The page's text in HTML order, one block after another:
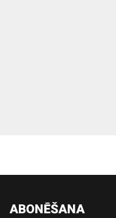
ABONĒŠANA